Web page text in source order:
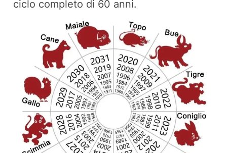
ciclo completo di 60 anni.